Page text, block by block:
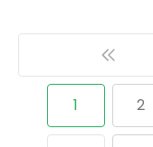
edycja,
Piechoty,
dziećmi,
partnerów
doskonała
1 2